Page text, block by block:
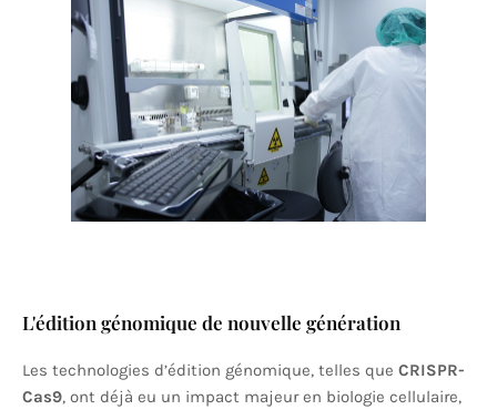
L'édition génomique de nouvelle génération
Les technologies d’édition génomique, telles que CRISPR-
Cas9, ont déjà eu un impact majeur en biologie cellulaire,